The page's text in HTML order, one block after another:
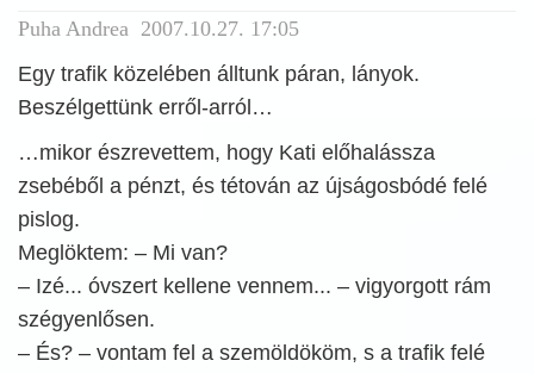
Puha Andrea 2007.10.27. 17:05
Egy trafik közelében álltunk páran, lányok.
Beszélgettünk erről-arról…
…mikor észrevettem, hogy Kati előhalássza
zsebéből a pénzt, és tétován az újságosbódé felé
pislog.
Meglöktem: – Mi van?
– Izé... óvszert kellene vennem... – vigyorgott rám
szégyenlősen.
– És? – vontam fel a szemöldököm, s a trafik felé